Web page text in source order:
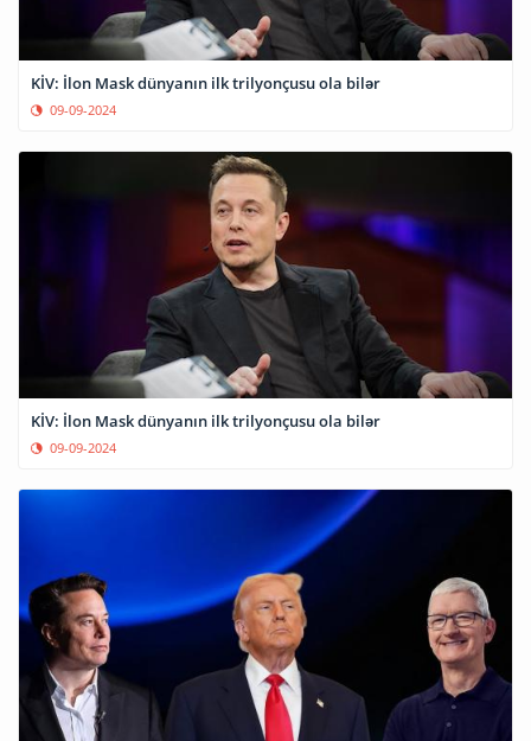
KİV: İlon Mask dünyanın ilk trilyonçusu ola bilər
09-09-2024
KİV: İlon Mask dünyanın ilk trilyonçusu ola bilər
09-09-2024